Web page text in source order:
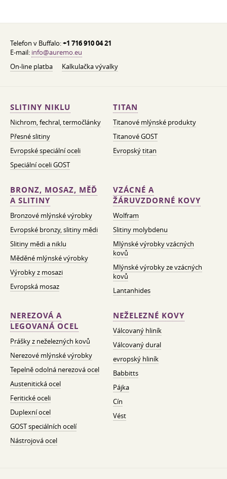
Telefon v Buffalo:+1 716 910 04 21
E-mail: info@auremo.eu
On-line platba
Kalkulačka vývalky
SLITINY NIKLU
Nichrom, fechral, termočlánky
Přesné slitiny
Evropské speciální oceli
Speciální oceli GOST
TITAN
Titanové mlýnské produkty
Titanové GOST
Evropský titan
BRONZ, MOSAZ, MĚĎ
A SLITINY
Bronzové mlýnské výrobky
Evropské bronzy, slitiny mědi
Slitiny mědi a niklu
Měděné mlýnské výrobky
Výrobky z mosazi
Evropská mosaz
VZÁCNÉ A
ŽÁRUVZDORNÉ KOVY
Wolfram
Slitiny molybdenu
Mlýnské výrobky vzácných
kovů
Mlýnské výrobky ze vzácných
kovů
Lantanhides
NEREZOVÁ A
LEGOVANÁ OCEL
Prášky z neželezných kovů
Nerezové mlýnské výrobky
Tepelně odolná nerezová ocel
Austenitická ocel
Feritické oceli
Duplexní ocel
GOST speciálních ocelí
Nástrojová ocel
NEŽELEZNÉ KOVY
Válcovaný hliník
Válcovaný dural
evropský hliník
Babbitts
Pájka
Cín
Vést